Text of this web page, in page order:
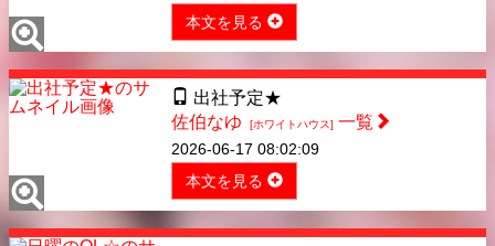
本文を見る
出社予定★
佐伯なゆ
[ホワイトハウス] 一覧
2026-06-17 08:02:09
本文を見る